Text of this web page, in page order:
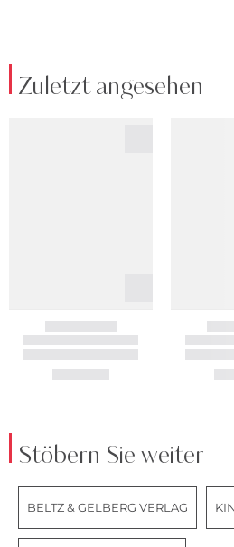
Zuletzt angesehen
Stöbern Sie weiter
BELTZ & GELBERG VERLAG